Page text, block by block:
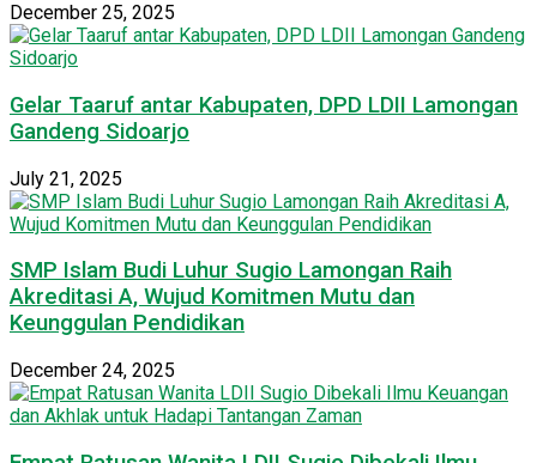
December 25, 2025
Gelar Taaruf antar Kabupaten, DPD LDII Lamongan
Gandeng Sidoarjo
July 21, 2025
SMP Islam Budi Luhur Sugio Lamongan Raih
Akreditasi A, Wujud Komitmen Mutu dan
Keunggulan Pendidikan
December 24, 2025